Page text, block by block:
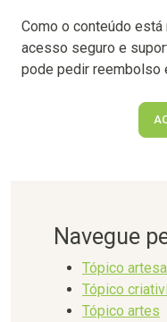
Como o conteúdo
acesso seguro e
pode pedir reembolso
Navegue
Tópico
Tópico
Tópico artes